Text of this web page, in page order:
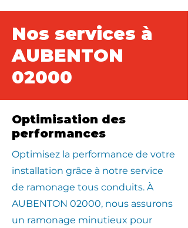
Nos services à
AUBENTON
02000
Optimisation des
performances
Optimisez la performance de votre
installation grâce à notre service
de ramonage tous conduits. À
AUBENTON 02000, nous assurons
un ramonage minutieux pour